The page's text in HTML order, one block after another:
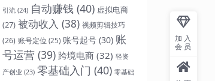
引流 (24) 自动赚钱 (40) 虚拟电商
(27) 被动收入 (38) 视频剪辑技巧
(26) 账号定位 (25) 账号起号 (30) 账
号运营 (39) 跨境电商 (32) 轻资
产创业 (23) 零基础入门 (40) 零基础
加入
会员